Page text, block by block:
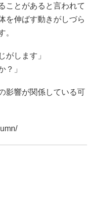
ことがあると言われて
を伸ばす動きがしづら
。
がします」
？」
影響が関係している可